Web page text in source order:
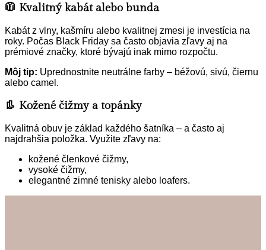
🧥 Kvalitný kabát alebo bunda
Kabát z vlny, kašmíru alebo kvalitnej zmesi je investícia na
roky. Počas Black Friday sa často objavia zľavy aj na
prémiové značky, ktoré bývajú inak mimo rozpočtu.
Môj tip: Uprednostnite neutrálne farby – béžovú, sivú, čiernu
alebo camel.
👢 Kožené čižmy a topánky
Kvalitná obuv je základ každého šatníka – a často aj
najdrahšia položka. Využite zľavy na:
kožené členkové čižmy,
vysoké čižmy,
elegantné zimné tenisky alebo loafers.